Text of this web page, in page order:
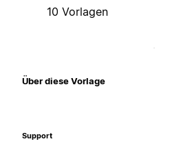
10 Vorlagen
Über diese Vorlage
Support